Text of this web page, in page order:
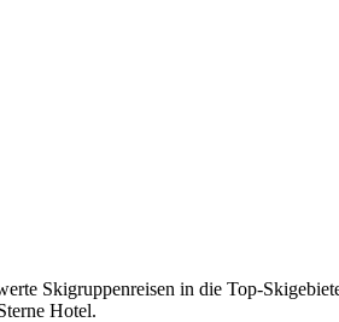
Skigruppenreisen in die Top-
Hotel.